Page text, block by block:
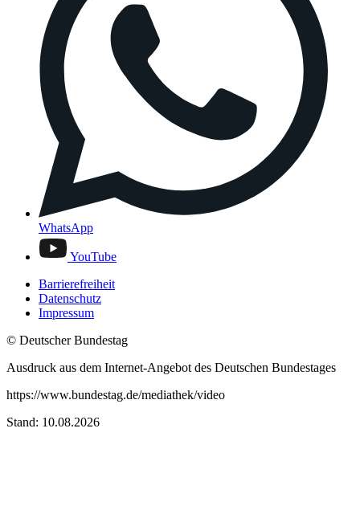
WhatsApp
YouTube
Barrierefreiheit
Datenschutz
Impressum
© Deutscher Bundestag
Ausdruck aus dem Internet-Angebot des Deutschen Bundestages
https://www.bundestag.de/mediathek/video
Stand: 10.08.2026